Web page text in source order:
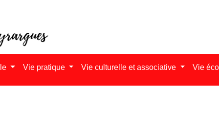
Vie pratique Vie culturelle et associative Vie